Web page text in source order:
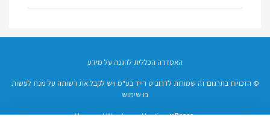
האסדרה הכללית להגנה על מידע
© הזכויות בתרגום זה שמורות לדרוביט רייד בע"מ ויש לקבל את רשותה על מנת לעשות
בו שימוש
Managed Wordpress Hosting uPress